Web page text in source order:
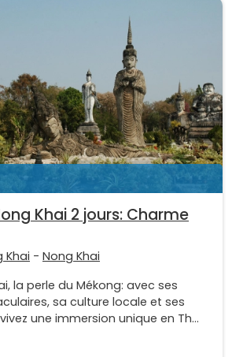
Khai 2 jours: Charme
Khai - Nong Khai
la perle du Mékong: avec ses
sa culture locale et ses
une immersion unique en Th...